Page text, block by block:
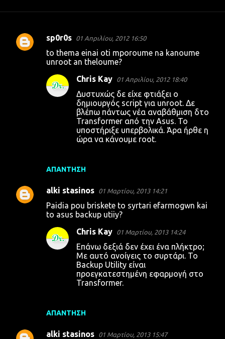
Σ
sp0r0s 01 Απριλίου, 2012 16:50
to thema einai oti mporoume na kanoume
unroot an theloume?
ΑΠΆΝΤΗΣΗ
Chris Kay 01 Απριλίου, 2012 18:40
Δυστυχώς δε είχε φτιάξει ο
δημιουργός script για unroot. Δε
βλέπω πάντως νέα αναβάθμιση δτο
Transformer από την Asus. Το
υποστήριξε υπερβολικά. Άρα ήρθε η
ώρα να κάνουμε root.
alki stasinos 01 Μαρτίου, 2013 14:21
Paidia pou briskete to syrtari efarmogwn kai
to asus backup utiiy?
ΑΠΆΝΤΗΣΗ
Chris Kay 01 Μαρτίου, 2013 14:24
Επάνω δεξιά δεν έχει ένα πλήκτρο;
Με αυτό ανοίγεις το συρτάρι. Το
Backup Utility είναι
προεγκατεστημένη εφαρμογή στο
Transformer.
alki stasinos 01 Μαρτίου, 2013 15:47